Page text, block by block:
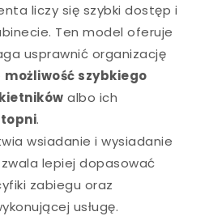
liczy się szybki dostęp i
Ten model oferuje
usprawnić organizację
możliwość szybkiego
albo ich
.
wsiadanie i wysiadanie
lepiej dopasować
zabiegu oraz
usługę.